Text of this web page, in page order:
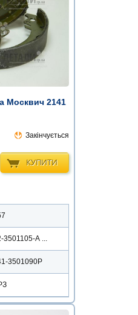
Москвич 2141
Закінчується
КУПИТИ
3501105-А ...
3501090Р